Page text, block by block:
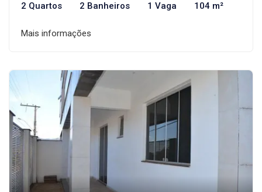
2 Quartos 2 Banheiros 1 Vaga 104 m²
Mais informações